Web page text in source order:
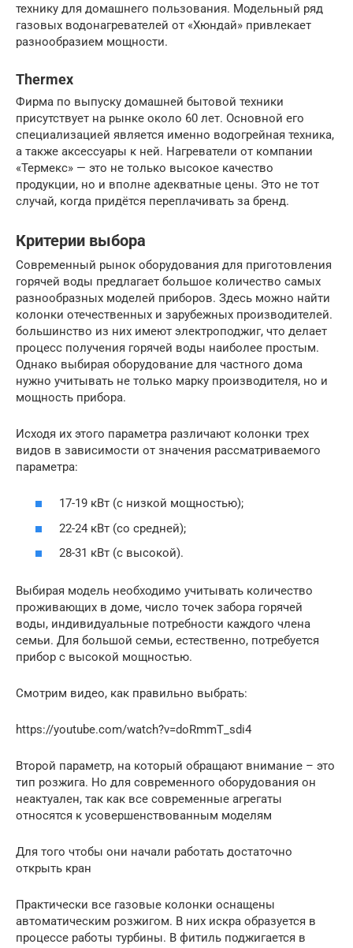
технику для домашнего пользования. Модельный ряд
газовых водонагревателей от «Хюндай» привлекает
разнообразием мощности.
Thermex
Фирма по выпуску домашней бытовой техники
присутствует на рынке около 60 лет. Основной его
специализацией является именно водогрейная техника,
а также аксессуары к ней. Нагреватели от компании
«Термекс» — это не только высокое качество
продукции, но и вполне адекватные цены. Это не тот
случай, когда придётся переплачивать за бренд.
Критерии выбора
Современный рынок оборудования для приготовления
горячей воды предлагает большое количество самых
разнообразных моделей приборов. Здесь можно найти
колонки отечественных и зарубежных производителей.
большинство из них имеют электроподжиг, что делает
процесс получения горячей воды наиболее простым.
Однако выбирая оборудование для частного дома
нужно учитывать не только марку производителя, но и
мощность прибора.
Исходя их этого параметра различают колонки трех
видов в зависимости от значения рассматриваемого
параметра:
17-19 кВт (с низкой мощностью);
22-24 кВт (со средней);
28-31 кВт (с высокой).
Выбирая модель необходимо учитывать количество
проживающих в доме, число точек забора горячей
воды, индивидуальные потребности каждого члена
семьи. Для большой семьи, естественно, потребуется
прибор с высокой мощностью.
Смотрим видео, как правильно выбрать:
https://youtube.com/watch?v=doRmmT_sdi4
Второй параметр, на который обращают внимание – это
тип розжига. Но для современного оборудования он
неактуален, так как все современные агрегаты
относятся к усовершенствованным моделям
Для того чтобы они начали работать достаточно
открыть кран
Практически все газовые колонки оснащены
автоматическим розжигом. В них искра образуется в
процессе работы турбины. В фитиль поджигается в